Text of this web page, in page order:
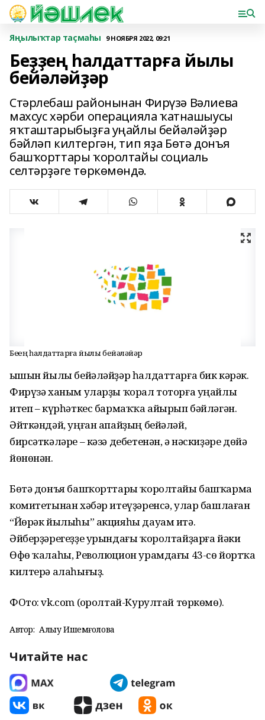
Яңылыҡтар таҫмаһы 9 НОЯБРЯ 2022, 09:21
Беҙҙең һалдаттарға йылы
бейәләйҙәр
Стәрлебаш районынан Фирүзә Вәлиева
махсус хәрби операцияла ҡатнашыусы
яҡташтарыбыҙға уңайлы бейәләйҙәр
бәйләп килтергән, тип яҙа Бөтә донъя
башҡорттары ҡоролтайы социаль
селтәрҙәге төркөмөндә.
Беҙҙең һалдаттарға йылы бейәләйҙәр
Ҡышын йылы бейәләйҙәр һалдаттарға бик кәрәк.
Фирүзә ханым уларҙы ҡорал тоторға уңайлы
итеп – күрһәткес бармаҡҡа айырып бәйләгән.
Әйткәндәй, уңған апайҙың бейәләй,
бирсәткәләре – кәзә дебетенән, ә нәскиҙәре дөйә
йөнөнән.
Бөтә донъя башҡорттары ҡоролтайы башҡарма
комитетынан хәбәр итеүҙәренсә, улар башлаған
“Йөрәк йылыһы” акцияһы дауам итә.
Әйберҙәрегеҙҙе урындағы ҡоролтайҙарға йәки
Өфө ҡалаһы, Революцион урамдағы 43-сө йортҡа
килтерә алаһығыҙ.
ФОто: vk.com (Ҡоролтай-Курултай төркөмө).
Автор: Алһыу Ишемғолова
Читайте нас